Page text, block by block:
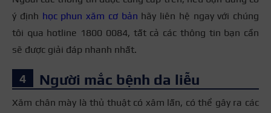
ý định học phun xăm cơ bản hãy liên hệ ngay với chúng
tôi qua hotline 1800 0084, tất cả các thông tin bạn cần
sẽ được giải đáp nhanh nhất.
Người mắc bệnh da liễu
Xăm chân mày là thủ thuật có xâm lấn, có thể gây ra các